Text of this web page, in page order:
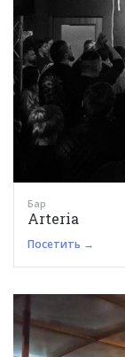
Бар
Arteria
Посетить →